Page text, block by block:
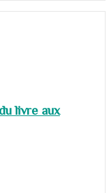
livre aux